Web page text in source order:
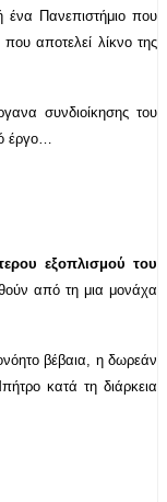
ένα Πανεπιστήμιο που
που αποτελεί λίκνο της
συνδιοίκησης του
έργο…
εξοπλισμού του
από τη μια μονάχα
βέβαια, η δωρεάν
κατά τη διάρκεια